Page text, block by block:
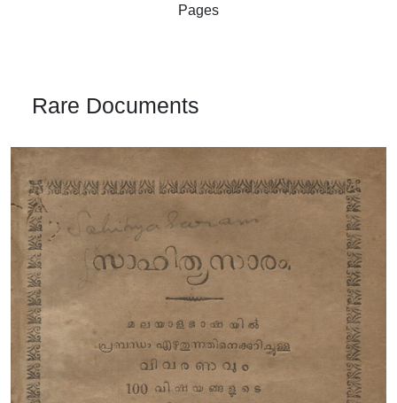
Pages
Rare Documents